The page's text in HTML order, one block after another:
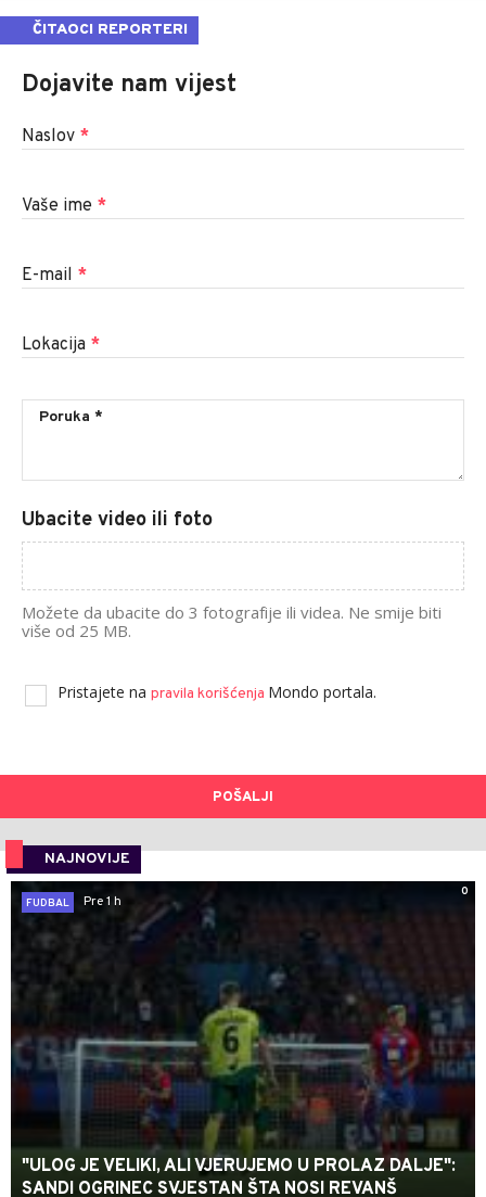
ČITAOCI REPORTERI
Dojavite nam vijest
Naslov *
Vaše ime *
E-mail *
Lokacija *
Ubacite video ili foto
Možete da ubacite do 3 fotografije ili videa. Ne smije biti
više od 25 MB.
Pristajete na pravila korišćenja Mondo portala.
POŠALJI
NAJNOVIJE
0
FUDBAL
Pre 1 h
"ULOG JE VELIKI, ALI VJERUJEMO U PROLAZ DALJE":
SANDI OGRINEC SVJESTAN ŠTA NOSI REVANŠ